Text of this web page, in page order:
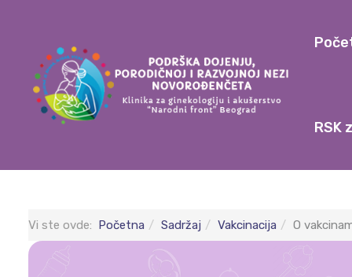
RSK
Vi ste ovde: Početna Sadržaj Vakcinacija O